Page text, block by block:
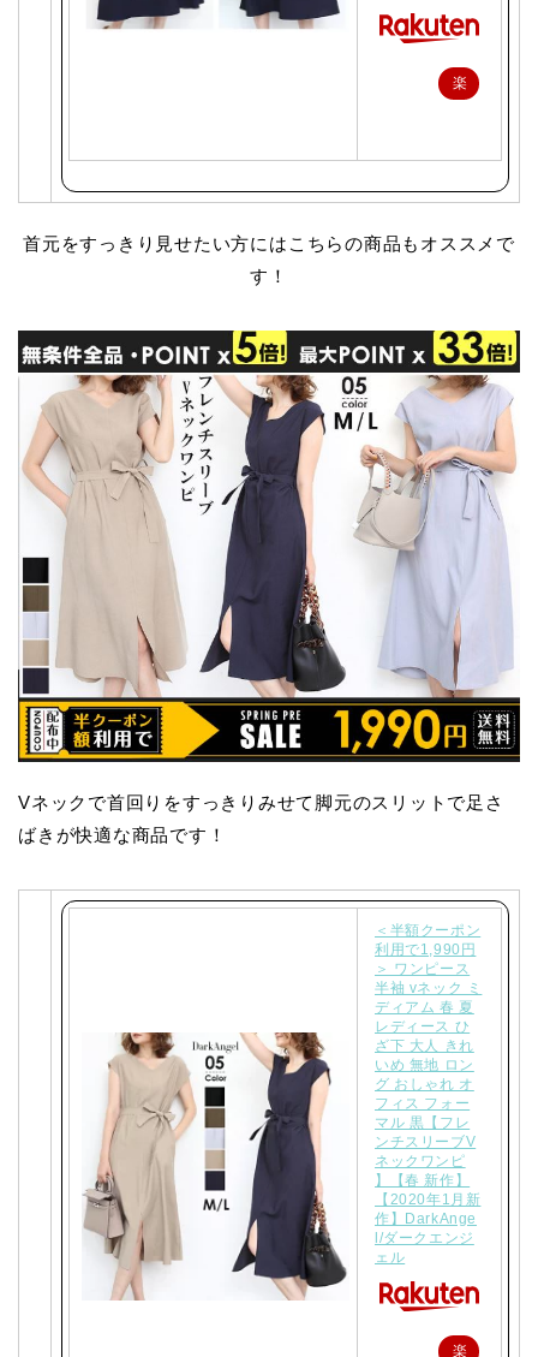
楽
首元をすっきり見せたい方にはこちらの商品もオススメで
す！
Vネックで首回りをすっきりみせて脚元のスリットで足さ
ばきが快適な商品です！
＜半額クーポン
利用で1,990円
＞ ワンピース
半袖 vネック ミ
ディアム 春 夏
レディース ひ
ざ下 大人 きれ
いめ 無地 ロン
グ おしゃれ オ
フィス フォー
マル 黒【フレ
ンチスリーブV
ネックワンピ
】【春 新作】
【2020年1月新
作】DarkAnge
l/ダークエンジ
ェル
楽